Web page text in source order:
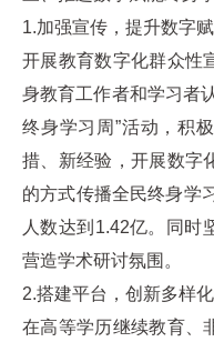
1.加强宣传，提升数字
开展教育数字化群众性
身教育工作者和学习者
终身学习周”活动，积
措、新经验，开展数字
的方式传播全民终身学
人数达到1.42亿。同时
营造学术研讨氛围。
2.搭建平台，创新多样
在高等学历继续教育、